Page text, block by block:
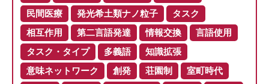
民間医療
発光希土類ナノ粒子
タスク
相互作用
第二言語発達 情報交換
言語使用
タスク・タイプ
多義語
知識拡張
意味ネットワーク
創発 荘園制
室町時代